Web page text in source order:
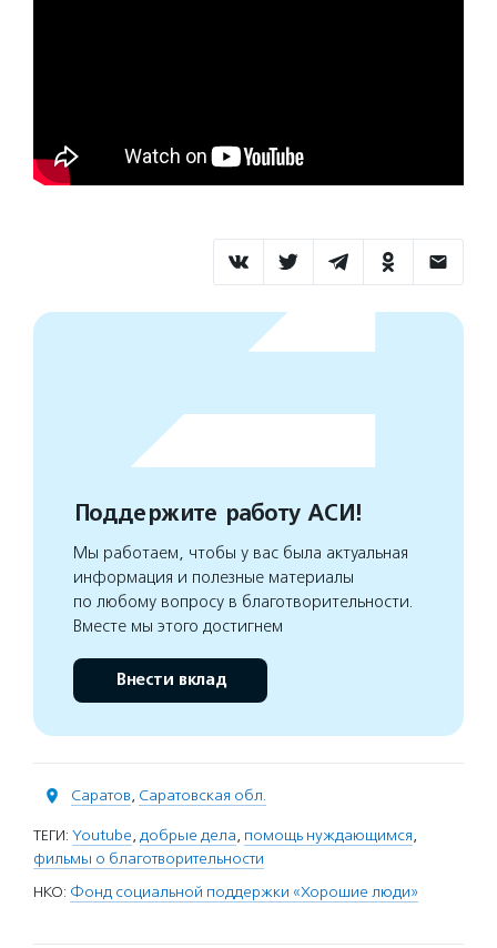
Поддержите работу АСИ!
Мы работаем, чтобы у вас была актуальная
информация и полезные материалы
по любому вопросу в благотворительности.
Вместе мы этого достигнем
Внести вклад
Саратов, Саратовская обл.
ТЕГИ: Youtube, добрые дела, помощь нуждающимся,
фильмы о благотворительности
НКО: Фонд социальной поддержки «Хорошие люди»